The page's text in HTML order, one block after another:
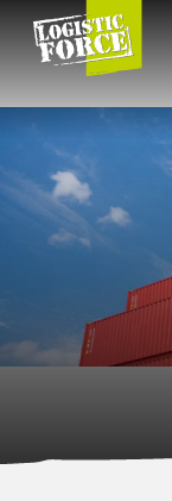
Logistic
Force